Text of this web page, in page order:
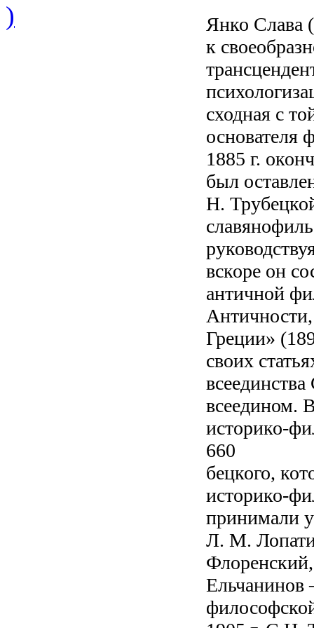
)
Янко Слава
к
сходная с
основателя
1885 г.
был
Н.
вскоре он
античной
Греции»
своих
всеедином.
историко-
660
бецкого,
историко-
принимали
Л. М.
Ельчанинов